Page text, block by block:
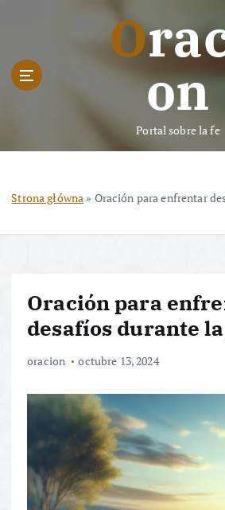
n
Oraci
on
Portal sobre la fe
Strona główna » Oración para enfrentar
Oración para
desafíos durante
oracion octubre 13, 2024